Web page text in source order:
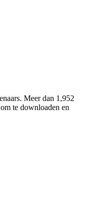
Meer dan 1,952
te downloaden en